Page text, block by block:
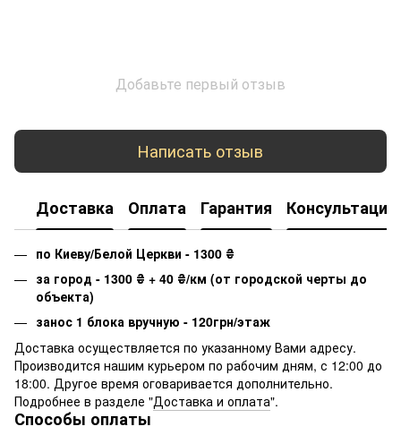
Добавьте первый отзыв
Написать отзыв
Доставка Оплата Гарантия Консультация
по Киеву/Белой Церкви - 1300 ₴
за город - 1300 ₴ + 40 ₴/км (от городской черты до
объекта)
занос 1 блока вручную - 120грн/этаж
Доставка осуществляется по указанному Вами адресу.
Производится нашим курьером по рабочим дням, с 12:00 до
18:00. Другое время оговаривается дополнительно.
Подробнее в разделе "Доставка и оплата".
Способы оплаты